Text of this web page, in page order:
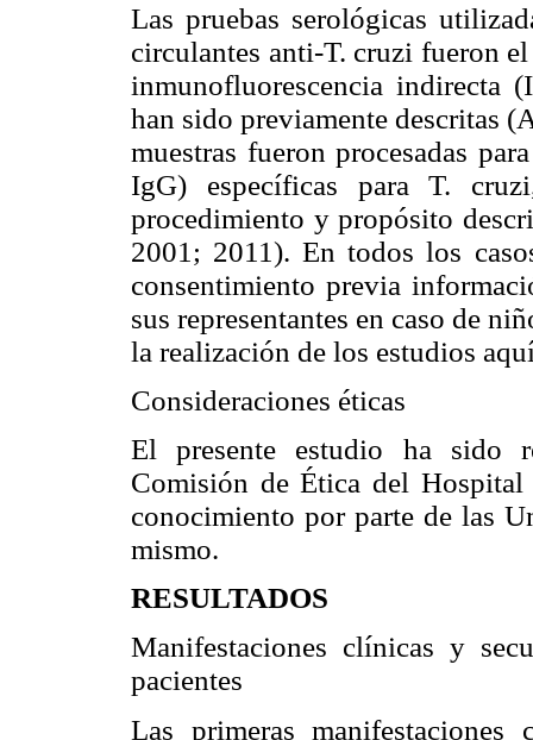
Las pruebas serológicas
circulantes anti-T. cruzi fueron
inmunofluorescencia indirecta
han sido previamente descritas
muestras fueron procesadas
IgG) específicas para T.
procedimiento y propósito
2001; 2011). En todos los
consentimiento previa
sus representantes en caso de
la realización de los estudios
Consideraciones éticas
El presente estudio ha sido
Comisión de Ética del
conocimiento por parte de las
mismo.
RESULTADOS
Manifestaciones clínicas y
pacientes
Las primeras